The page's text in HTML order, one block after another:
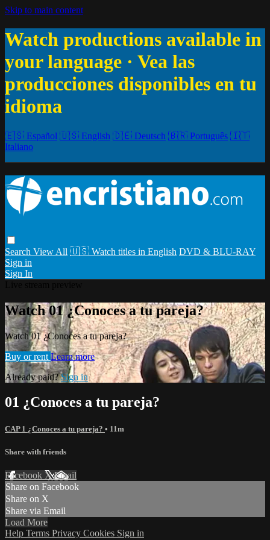
Skip to main content
Watch productions available in
your language · Vea las
producciones disponibles en tu
idioma
🇪🇸 Español 🇺🇸 English 🇩🇪 Deutsch 🇧🇷 Português 🇮🇹
Italiano
Search View All 🇺🇸 Watch titles in English DVD & BLU-RAY
Sign in
Sign In
Watch 01 ¿Conoces a tu pareja?
Watch 01 ¿Conoces a tu pareja?
Buy or rent Learn more
Already paid?Sign in
01 ¿Conoces a tu pareja?
CAP 1 ¿Conoces a tu pareja? • 11m
Share with friends
Facebook XEmail
Share on Facebook
Share on X
Share via Email
Load More
Help Terms Privacy Cookies Sign in